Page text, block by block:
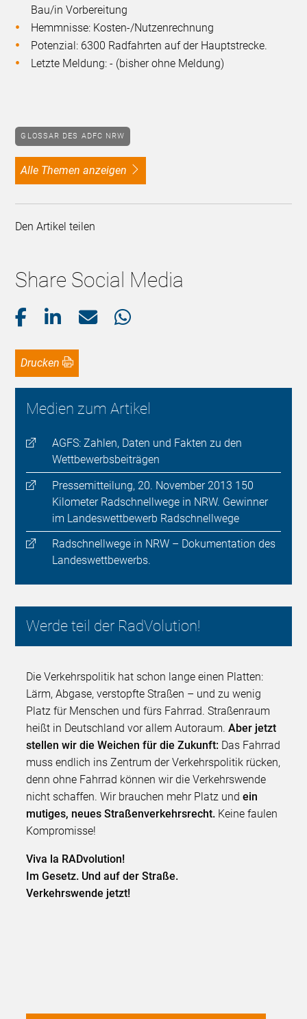
Bau/in Vorbereitung
Hemmnisse: Kosten-/Nutzenrechnung
Potenzial: 6300 Radfahrten auf der Hauptstrecke.
Letzte Meldung: - (bisher ohne Meldung)
GLOSSAR DES ADFC NRW
alle Themen anzeigen
Den Artikel teilen
Share Social Media
Drucken
Medien zum Artikel
AGFS: Zahlen, Daten und Fakten zu den
Wettbewerbsbeiträgen
Pressemitteilung, 20. November 2013 150
Kilometer Radschnellwege in NRW. Gewinner
im Landeswettbewerb Radschnellwege
Radschnellwege in NRW – Dokumentation des
Landeswettbewerbs.
Werde teil der RadVolution!
Die Verkehrspolitik hat schon lange einen Platten:
Lärm, Abgase, verstopfte Straßen – und zu wenig
Platz für Menschen und fürs Fahrrad. Straßenraum
heißt in Deutschland vor allem Autoraum.Aber jetzt
stellen wir die Weichen für die Zukunft: Das Fahrrad
muss endlich ins Zentrum der Verkehrspolitik rücken,
denn ohne Fahrrad können wir die Verkehrswende
nicht schaffen. Wir brauchen mehr Platz undein
mutiges, neues Straßenverkehrsrecht. Keine faulen
Kompromisse!
Viva la RADvolution!
Im Gesetz. Und auf der Straße.
Verkehrswende jetzt!